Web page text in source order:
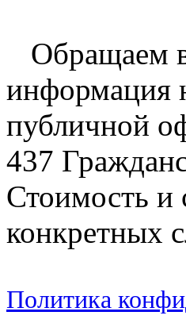
Обращаем
информация
публичной
437
Стоимость и
конкретных
Политика